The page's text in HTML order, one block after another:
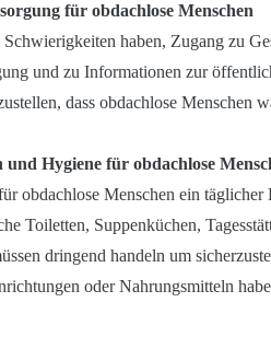
für obdachlose Menschen
haben, Zugang zu
und zu Informationen zur
dass obdachlose Menschen
Hygiene für obdachlose
obdachlose Menschen ein täglicher
Toiletten, Suppenküchen,
dringend handeln um
oder Nahrungsmitteln